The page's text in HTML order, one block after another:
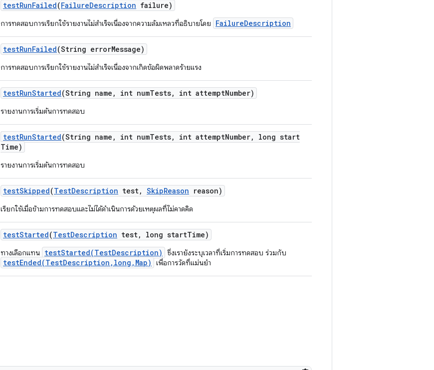
testRunFailed(FailureDescription failure)
การทดสอบการเรียกใช้รายงานไม่สำเร็จเนื่องจากความล้มเหลวที่อธิบายโดย FailureDescription
testRunFailed(String errorMessage)
การทดสอบการเรียกใช้รายงานไม่สำเร็จเนื่องจากเกิดข้อผิดพลาดร้ายแรง
testRunStarted(String name , int numTests, int attemptNumber)
รายงานการเริ่มต้นการทดสอบ
testRunStarted(String name , int numTests, int attemptNumber,
long start
Time)
รายงานการเริ่มต้นการทดสอบ
testSkipped(TestDescription test, SkipReason reason)
เรียกใช้เมื่อข้ามการทดสอบและไม่ได้ดำเนินการด้วยเหตุผลที่ไม่คาดคิด
testStarted(TestDescription test, long startTime)
ทางเลือกแทน testStarted(TestDescription) ซึ่งเรายังระบุเวลาที่เริ่มการทดสอบ ร่วมกับ
testEnded(TestDescription,long,Map) เพื่อการวัดที่แม่นยำ